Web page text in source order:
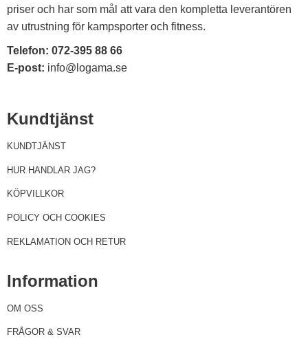
priser och har som mål att vara den kompletta leverantören
av utrustning för kampsporter och fitness.
Telefon: 072-395 88 66
E-post: info@logama.se
Kundtjänst
KUNDTJÄNST
HUR HANDLAR JAG?
KÖPVILLKOR
POLICY OCH COOKIES
REKLAMATION OCH RETUR
Information
OM OSS
FRÅGOR & SVAR